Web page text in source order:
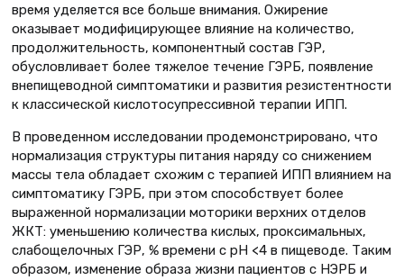
время уделяется все больше внимания. Ожирение
оказывает модифицирующее влияние на количество,
продолжительность, компонентный состав ГЭР,
обусловливает более тяжелое течение ГЭРБ, появление
внепищеводной симптоматики и развития резистентности
к классической кислотосупрессивной терапии ИПП.
В проведенном исследовании продемонстрировано, что
нормализация структуры питания наряду со снижением
массы тела обладает схожим с терапией ИПП влиянием на
симптоматику ГЭРБ, при этом способствует более
выраженной нормализации моторики верхних отделов
ЖКТ: уменьшению количества кислых, проксимальных,
слабощелочных ГЭР, % времени с рН <4 в пищеводе. Таким
образом, изменение образа жизни пациентов с НЭРБ и